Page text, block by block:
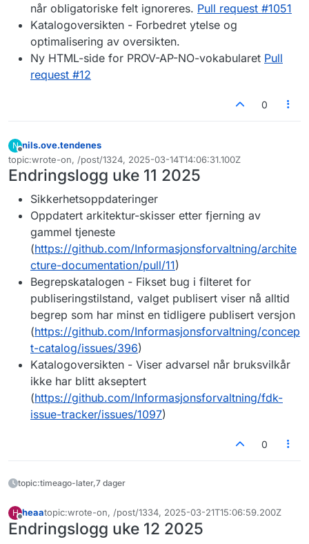
når obligatoriske felt ignoreres. Pull request #1051
Katalogoversikten - Forbedret ytelse og
optimalisering av oversikten.
Ny HTML-side for PROV-AP-NO-vokabularet Pull
request #12
0
N
Frakoblet
nils.ove.tendenes
topic:wrote-on, /post/1324, 2025-03-14T14:06:31.100Z
Sist endret av
Endringslogg uke 11 2025
Sikkerhetsoppdateringer
Oppdatert arkitektur-skisser etter fjerning av
gammel tjeneste
(https://github.com/Informasjonsforvaltning/archite
cture-documentation/pull/11)
Begrepskatalogen - Fikset bug i filteret for
publiseringstilstand, valget publisert viser nå alltid
begrep som har minst en tidligere publisert versjon
(https://github.com/Informasjonsforvaltning/concep
t-catalog/issues/396)
Katalogoversikten - Viser advarsel når bruksvilkår
ikke har blitt akseptert
(https://github.com/Informasjonsforvaltning/fdk-
issue-tracker/issues/1097)
0
topic:timeago-later,7 dager
H
Frakoblet
heaatopic:wrote-on, /post/1334, 2025-03-21T15:06:59.200Z
Sist endret av
Endringslogg uke 12 2025